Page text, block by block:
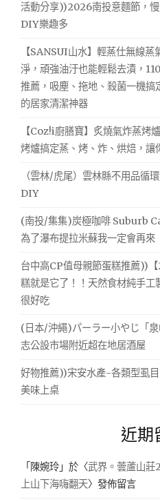
活動分享))2026南投意麵節，
DIY樂趣多
【SANSUI山水】輕蒸仕無線
淨，頑強油汙也能輕鬆去漬，
推薦，吸塵、拖地、殺菌一機搞
的居家清潔神器
【Coz!i廚膳寶】炙燒氣炸蒸
烤爐搞定蒸、烤、炸、烘焙，讓
（雲林/虎尾）雲林縣不用品循
DIY
(南投/集集)炭極咖啡 Suburb
為了瀑布提拉米蘇我一定會再來
台中高CP值母親節蛋糕推薦))
糕就是它了！！天然食材純手
很好吃
(日本/沖繩)パーラー小やじ「
志公設市場附近超在地居酒屋
好物推薦))宋安水產-各類型虱
美味上桌
近期
「 陳婉玲 」於〈武界。蕓蘆山莊
上山下海嗨翻天〉發佈留言